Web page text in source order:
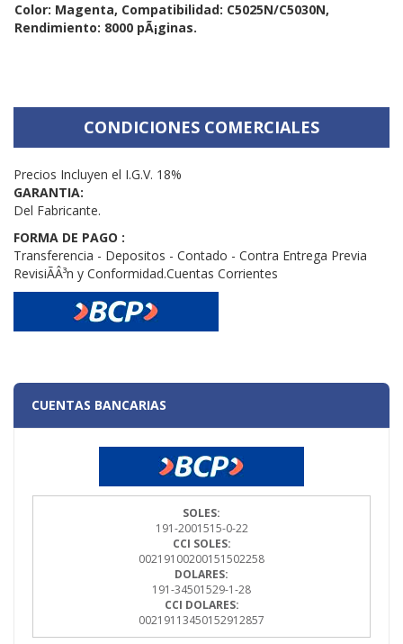
Color: Magenta, Compatibilidad: C5025N/C5030N,
Rendimiento: 8000 pÃ¡ginas.
CONDICIONES COMERCIALES
Precios Incluyen el I.G.V. 18%
GARANTIA:
Del Fabricante.
FORMA DE PAGO :
Transferencia - Depositos - Contado - Contra Entrega Previa
RevisiÃÂ³n y Conformidad.Cuentas Corrientes
CUENTAS BANCARIAS
SOLES:
191-2001515-0-22
CCI SOLES:
00219100200151502258
DOLARES:
191-34501529-1-28
CCI DOLARES:
00219113450152912857